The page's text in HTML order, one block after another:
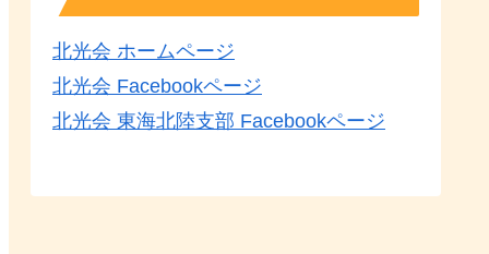
北光会 ホームページ
北光会 Facebookページ
北光会 東海北陸支部 Facebookページ